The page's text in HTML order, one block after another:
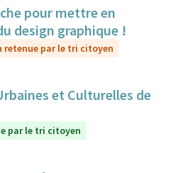
pour mettre en
design graphique !
retenue par le tri citoyen
et Culturelles de
par le tri citoyen